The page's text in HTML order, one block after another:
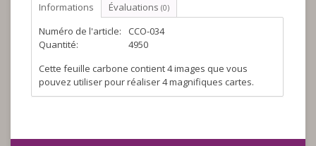
Informations Évaluations (0)
Numéro de l'article:
CCO-034
Quantité:
4950
Cette feuille carbone contient 4 images que vous
pouvez utiliser pour réaliser 4 magnifiques cartes.